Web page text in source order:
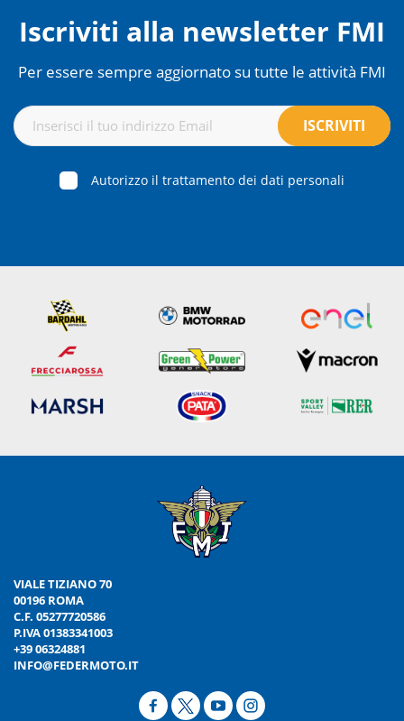
Iscriviti alla newsletter FMI
Per essere sempre aggiornato su tutte le attività FMI
Autorizzo il trattamento dei dati personali
VIALE TIZIANO 70
00196 ROMA
C.F. 05277720586
P.IVA 01383341003
+39 06324881
INFO@FEDERMOTO.IT